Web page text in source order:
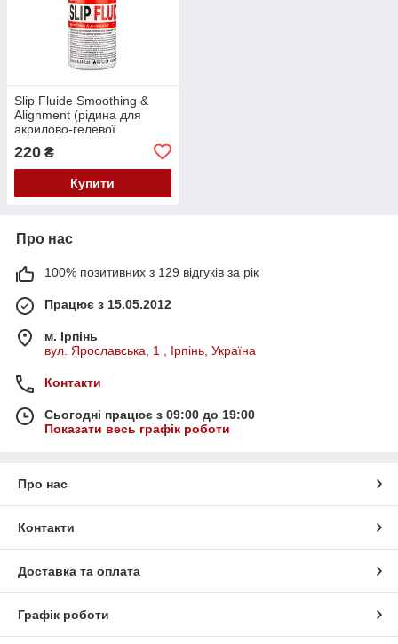
Slip Fluide Smoothing &
Alignment (рідина для
акрилово-гелевої
220 ₴
Купити
Про нас
100% позитивних з 129 відгуків за рік
Працює з 15.05.2012
м. Ірпінь
вул. Ярославська, 1 , Ірпінь, Україна
Контакти
Сьогодні працює з 09:00 до 19:00
Показати весь графік роботи
Про нас
Контакти
Доставка та оплата
Графік роботи